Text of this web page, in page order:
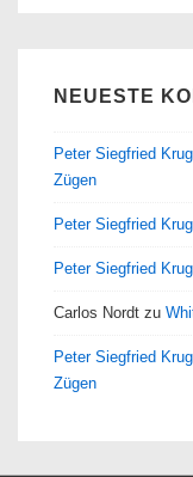
NEUESTE
Peter Siegfried Krug
Zügen
Peter Siegfried Krug
Peter Siegfried Krug
Carlos Nordt zu
Peter Siegfried Krug
Zügen